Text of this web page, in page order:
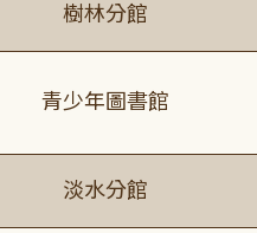
樹林分館
青少年圖書館
淡水分館